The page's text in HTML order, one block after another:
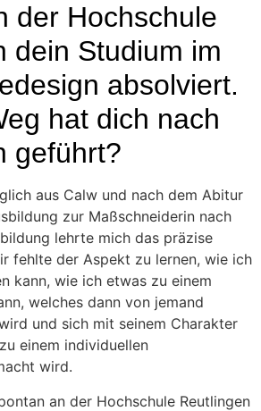
der Hochschule
dein Studium im
absolviert.
hat dich nach
geführt?
aus Calw und nach dem Abitur
zur Maßschneiderin nach
lehrte mich das präzise
fehlte der Aspekt zu lernen, wie ich
kann, wie ich etwas zu einem
welches dann von jemand
und sich mit seinem Charakter
einem individuellen
wird.
an der Hochschule Reutlingen